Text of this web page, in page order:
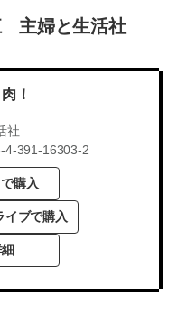
主婦と生活社
！
社
4-391-16303-2
購入
イブで購入